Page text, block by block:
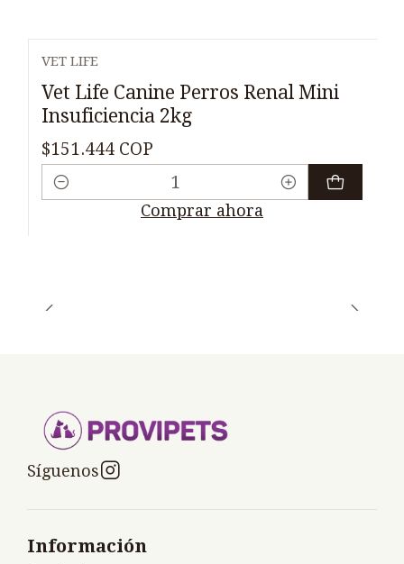
VET LIFE
Vet Life Canine Perros Renal Mini
Insuficiencia 2kg
$151.444 COP
Cantidad
Comprar ahora
Síguenos
Información